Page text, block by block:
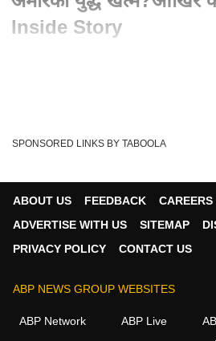
Inside Story
Written By :एबीपी लाइव
14 Jun 2026 02:51 PM (IST)
SPONSORED LINKS BY TABOOLA
ABOUT US FEEDBACK
CAREERS
ADVERTISE WITH US
SITEMAP
PRIVACY POLICY
CONTACT US
ABP NEWS GROUP WEBSITES
ABP Network ABP Live